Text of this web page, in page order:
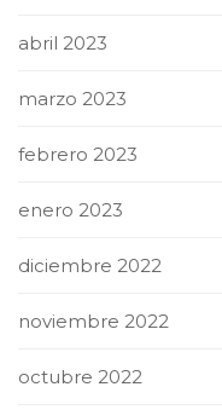
abril 2023
marzo 2023
febrero 2023
enero 2023
diciembre 2022
noviembre 2022
octubre 2022